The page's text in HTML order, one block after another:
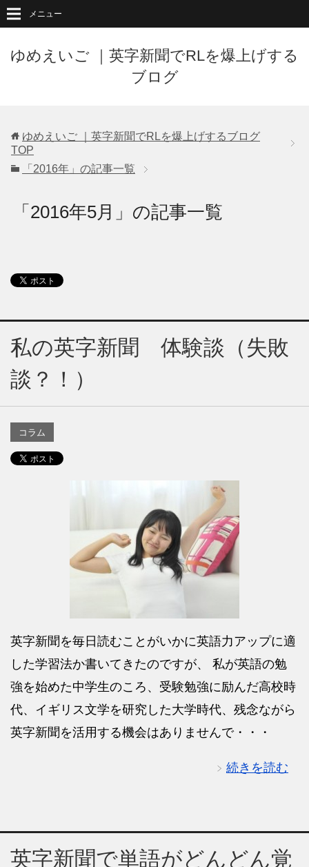
ゆめえいご ｜英字新聞でRLを爆上げする
ブログ
メニュー
ゆめえいご ｜英字新聞でRLを爆上げするブログ
TOP
「2016年」の記事一覧
「2016年5月」の記事一覧
私の英字新聞 体験談（失敗
談？！）
コラム
英字新聞を毎日読むことがいかに英語力アップに適
した学習法か書いてきたのですが、 私が英語の勉
強を始めた中学生のころ、受験勉強に励んだ高校時
代、イギリス文学を研究した大学時代、残念ながら
英字新聞を活用する機会はありませんで・・・
続きを読む
英字新聞で単語がどんどん覚